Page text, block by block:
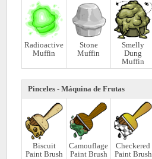
Radioactive
Muffin
Stone
Muffin
Smelly
Dung
Muffin
Pinceles - Máquina de Frutas
Biscuit
Paint Brush
Camouflage
Paint Brush
Checkered
Paint Brush